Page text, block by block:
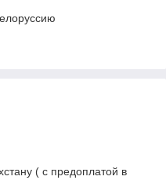
( с предоплатой в